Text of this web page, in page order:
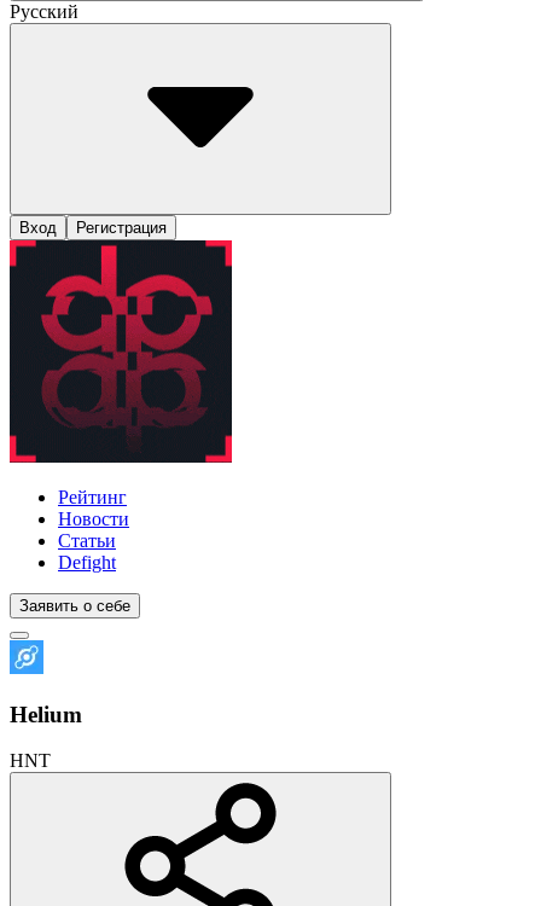
Русский
Вход Регистрация
Рейтинг
Новости
Статьи
Defight
Заявить о себе
Helium
HNT